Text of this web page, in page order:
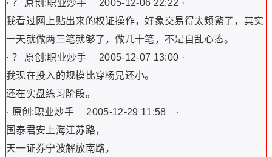
· ？ 原创:职业炒手 2005-12-06 22:22 ·
我看过网上贴出来的权证操作，好象交易得太频繁了，其实
一天就做两三笔就够了，做几十笔，不是自乱心态。
· ？ 原创:职业炒手 2005-12-07 13:00 ·
我现在投入的规模比穿杨兄还小。
还在实盘练习阶段。
· 原创:职业炒手 2005-12-29 11:58 ·
国泰君安上海江苏路，
天一证券宁波解放南路，